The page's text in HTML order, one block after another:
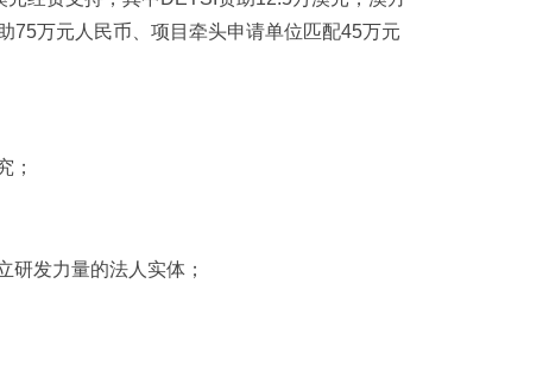
75万元人民币、项目牵头申请单位匹配45万元
；
研发力量的法人实体；